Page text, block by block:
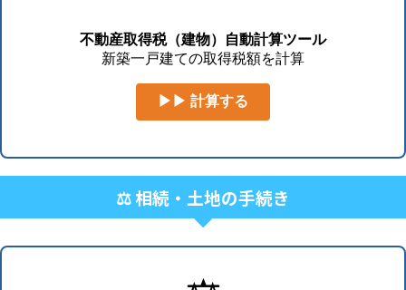
不動産取得税（建物）自動計算ツール
新築一戸建ての取得税額を計算
▶▶ 計算する
⚖️ 相続・土地の手続き